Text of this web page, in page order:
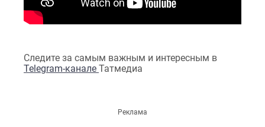
Следите за самым важным и интересным в
Telegram-канале Татмедиа
Реклама